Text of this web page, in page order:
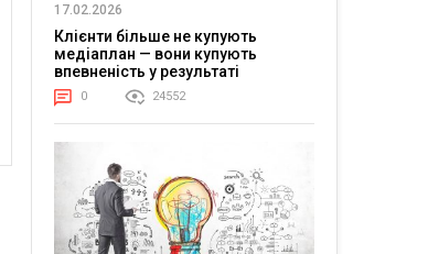
17.02.2026
Клієнти більше не купують
медіаплан — вони купують
впевненість у результаті
0 24552